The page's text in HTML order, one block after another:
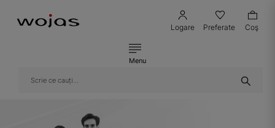
Logare Preferate Coş
Menu